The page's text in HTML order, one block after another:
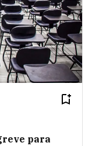
para